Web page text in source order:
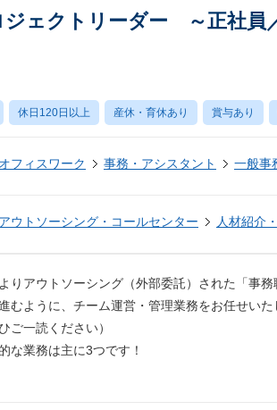
ジェクトリーダー ～正社員
休日120日以上 産休・育休あり 賞与あり
フィスワーク 事務・アシスタント 一般事
ウトソーシング・コールセンター 人材紹介
りアウトソーシング（外部委託）された「事
むように、チーム運営・管理業務をお任せい
ご一読ください）
な業務は主に3つです！